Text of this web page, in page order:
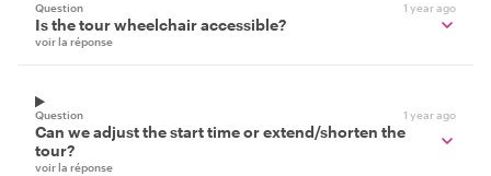
Question 1 year ago
Is the tour wheelchair accessible?
voir la réponse
Question 1 year ago
Can we adjust the start time or extend/shorten the
tour?
voir la réponse